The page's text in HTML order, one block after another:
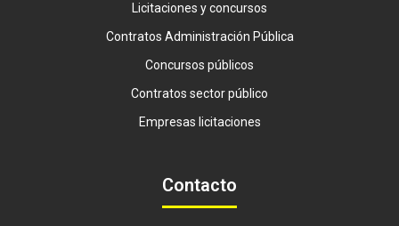
Licitaciones y concursos
Contratos Administración Pública
Concursos públicos
Contratos sector público
Empresas licitaciones
Contacto